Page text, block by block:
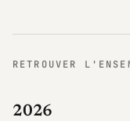
RETROUVER
2026